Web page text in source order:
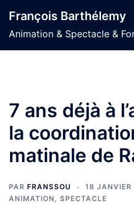
au
contenu
François Barthélemy
Animation & Spectacle &
7 ans déjà à
la
matinale de
PAR FRANSSOU
18 JANVIER
ANIMATION , SPECTACLE